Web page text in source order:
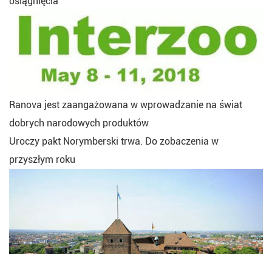
Ranova jest zaangażowana w wprowadzanie na świat
dobrych narodowych produktów
Uroczy pakt Norymberski trwa. Do zobaczenia w
przyszłym roku